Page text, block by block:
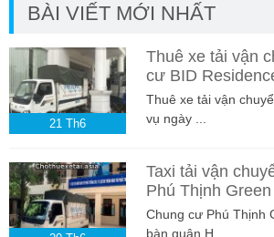
BÀI VIẾT MỚI NHẤT
21 Th6
Thuê xe tải vận
cư BID
Thuê xe tải vận
vụ ngày ...
Taxi tải vận
Phú Thịnh
Chung cư Phú Thịnh
bàn quận H...